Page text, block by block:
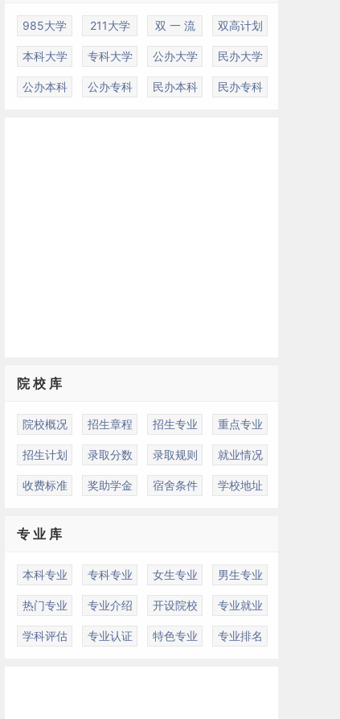
985大学 211大学 双 一 流 双高计划
本科大学 专科大学 公办大学 民办大学
公办本科 公办专科 民办本科 民办专科
院 校 库
院校概况 招生章程 招生专业 重点专业
招生计划 录取分数 录取规则 就业情况
收费标准 奖助学金 宿舍条件 学校地址
专 业 库
本科专业 专科专业 女生专业 男生专业
热门专业 专业介绍 开设院校 专业就业
学科评估 专业认证 特色专业 专业排名